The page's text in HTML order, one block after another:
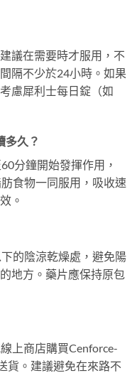
議在需要時才服用，不
隔不少於24小時。如果
慮犀利士每日錠（如
多久？
分鐘開始發揮作用，
食物一同服用，吸收速
。
的陰涼乾燥處，避免陽
地方。藥片應保持原包
上商店購買Cenforce-
貨。建議避免在來路不